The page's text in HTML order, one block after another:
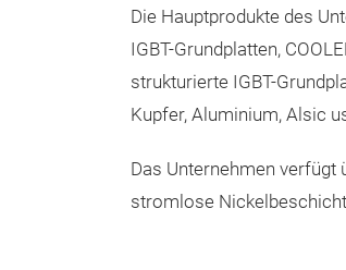
Die Hauptprodukte des
IGBT-Grundplatten,
strukturierte IGBT-
Kupfer, Aluminium, Alsic
Das Unternehmen verfügt
stromlose